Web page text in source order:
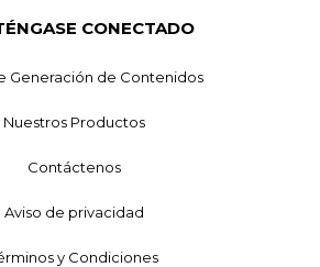
CONECTADO
Generación de Contenidos
Nuestros Productos
Contáctenos
Aviso de privacidad
y Condiciones